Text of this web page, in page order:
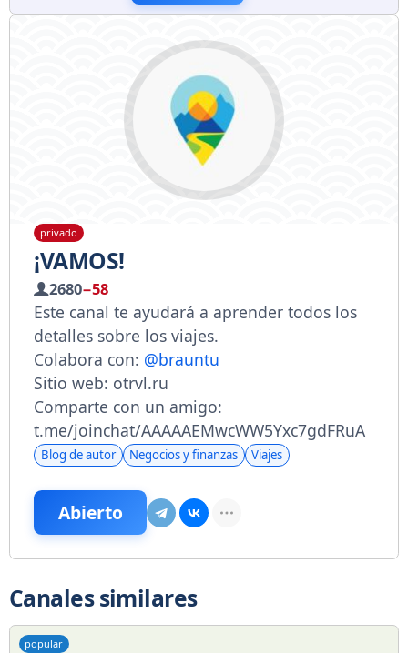
privado
¡VAMOS!
2680−58
Este canal te ayudará a aprender todos los
detalles sobre los viajes.
Colabora con: @brauntu
Sitio web: otrvl.ru
Comparte con un amigo:
t.me/joinchat/AAAAAEMwcWW5Yxc7gdFRuA
Blog de autor Negocios y finanzas Viajes
Abierto
Canales similares
popular